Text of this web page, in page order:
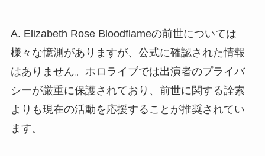
A. Elizabeth Rose Bloodflameの前世については
様々な憶測がありますが、公式に確認された情報
はありません。ホロライブでは出演者のプライバ
シーが厳重に保護されており、前世に関する詮索
よりも現在の活動を応援することが推奨されてい
ます。